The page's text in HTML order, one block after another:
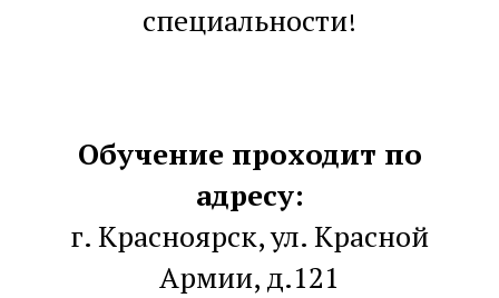
специальности!
Обучение проходит по
адресу:
г. Красноярск, ул. Красной
Армии, д.121